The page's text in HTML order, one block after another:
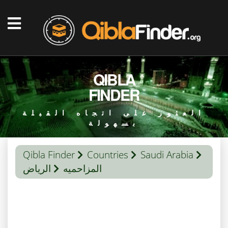
QIBLA
FINDER
العثور على اتجاه القبلة
بسهولة
Qibla Finder Countries
Saudi Arabia
الرياض
المزاحميه